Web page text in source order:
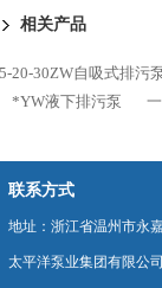
相关产品
20-30ZW自吸式排污
*YW液下排污泵
联系方式
地址：浙江省温州市永
太平洋泵业集团有限公